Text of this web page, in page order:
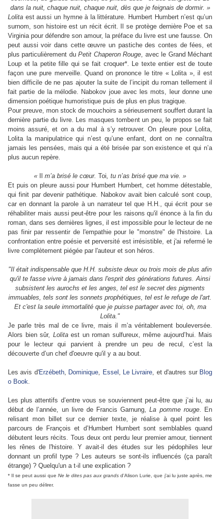
dans la nuit, chaque nuit, chaque nuit, dès que je feignais de dormir. »
Lolita est aussi un hymne à la littérature. Humbert Humbert n’est qu’un
surnom, son histoire est un récit écrit. Il se protège dernière Poe et sa
Virginia pour défendre son amour, la préface du livre est une fausse. On
peut aussi voir dans cette œuvre un pastiche des contes de fées, et
plus particulièrement duPetit Chaperon Rouge, avec le Grand Méchant
Loup et la petite fille qui se fait croquer*. Le texte entier est de toute
façon une pure merveille. Quand on prononce le titre « Lolita », il est
bien difficile de ne pas ajouter la suite de l’incipit du roman tellement il
fait partie de la mélodie. Nabokov joue avec les mots, leur donne une
dimension poétique humoristique puis de plus en plus tragique.
Pour preuve, mon stock de mouchoirs a sérieusement souffert durant la
dernière partie du livre. Les masques tombent un peu, le propos se fait
moins assuré, et on a du mal à s’y retrouver. On pleure pour Lolita,
Lolita la manipulatrice qui n’est qu’une enfant, dont on ne connaîtra
jamais les pensées, mais qui a été brisée par son existence et qui n’a
plus aucun repère.
« m’a brisé le cœur. Toi, tu n’as brisé que ma vie. »
Et puis on pleure aussi pour Humbert Humbert, cet homme détestable,
qui finit par devenir pathétique. Nabokov avait bien calculé sont coup,
car en donnant la parole à un narrateur tel que H.H., qui écrit pour se
réhabiliter mais aussi peut-être pour les raisons qu'il énonce à la fin du
roman, dans ses dernières lignes, il est impossible pour le lecteur de ne
pas finir par ressentir de l'empathie pour le "monstre" de l'histoire. La
confrontation entre poésie et perversité est irrésistible, et j'ai refermé le
livre complètement piégée par l'auteur et son héros.
"Il était indispensable que H.H. subsiste deux ou trois mois de plus afin
qu'il te fasse vivre à jamais dans l'esprit des générations futures. Ainsi
subsistent les aurochs et les anges, tel est le secret des pigments
immuables, tels sont les sonnets prophétiques, tel est le refuge de l'art.
Et c'est la seule immortalité que je puisse partager avec toi, oh, ma
Lolita."
Je parle très mal de ce livre, mais il m’a véritablement bouleversée.
Alors bien sûr, Lolitaest un roman sulfureux, même aujourd’hui. Mais
pour le lecteur qui parvient à prendre un peu de recul, c’est la
découverte d’un chef d'oeuvre qu'il y a au bout.
Les avis d'Erzébeth, Dominique, Essel , Le Livraire, et d'autres sur Blog
o Book.
Les plus attentifs d’entre vous se souviennent peut-être que j’ai lu, au
début de l’année, un livre de Francis Garnung,La pomme rouge. En
relisant mon billet sur ce dernier texte, je réalise à quel point les
parcours de François et d’Humbert Humbert sont semblables quand
débutent leurs récits. Tous deux ont perdu leur premier amour, tiennent
les rênes de l'histoire. Y avait-il des études sur les pédophiles leur
donnant un profil type ? Les auteurs se sont-ils influencés (ça paraît
étrange) ? Quelqu'un a t-il une explication ?
* Il se peut aussi que Ne le dites pas aux grands d'Alison Lurie, que j'ai lu juste après, me
fasse un peu délirer.